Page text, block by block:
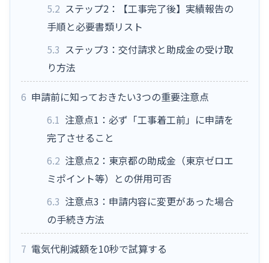
5.2 ステップ2：【工事完了後】実績報告の
手順と必要書類リスト
5.3 ステップ3：交付請求と助成金の受け取
り方法
6 申請前に知っておきたい3つの重要注意点
6.1 注意点1：必ず「工事着工前」に申請を
完了させること
6.2 注意点2：東京都の助成金（東京ゼロエ
ミポイント等）との併用可否
6.3 注意点3：申請内容に変更があった場合
の手続き方法
7 電気代削減額を10秒で試算する